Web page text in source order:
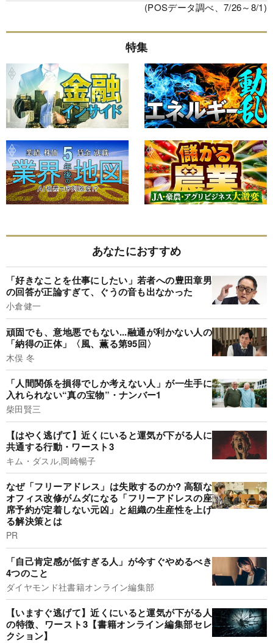
(POSデータ調べ、7/26～8/1)
特集
あなたにおすすめ
「好きなことを仕事にしたい」若者への豊田章男
の回答が正論すぎて、ぐうの音も出なかった
小倉健一
頑固でも、意地悪でもない...融通が利かない人の
「納得の正体」〈風、薫る第95回〉
木俣 冬
「人間関係を損得でしか考えない人」が一生手に
入れられない“真の宝物”・ナンバー1
柴田賢三
【はやく逃げて】近くにいると運気が下がる人に
共通する行動・ワースト3
キム・ダスル,岡崎暢子
なぜ「フリーアドレス」は失敗するのか? 高額な
オフィス改修がムダになる「フリーアドレスの座
席予約が定着しない元凶」と組織の生産性を上げ
る解決策とは
PR
「自己肯定感が低すぎる人」が今すぐやめるべき
4つのこと
ダイヤモンド社書籍オンライン編集部
【いますぐ逃げて】近くにいると運気が下がる人
の特徴、ワースト3【書籍オンライン編集部セレ
クション】